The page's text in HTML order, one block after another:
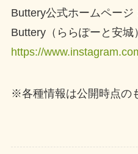
Buttery公式ホームページ
Buttery（ららぽーと安城
https://
※各種情報は公開時点の